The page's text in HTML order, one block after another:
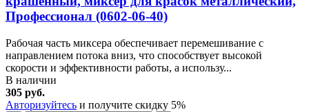
Профессионал (0602-06-40)
Рабочая часть миксера обеспечивает перемешивание с
направлением потока вниз, что способствует высокой
скорости и эффективности работы, а использу...
В наличии
305 руб.
Авторизуйтесь и получите скидку 5%